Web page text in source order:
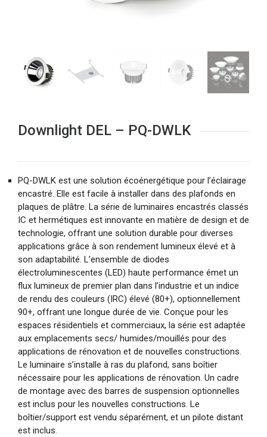
Downlight DEL – PQ-DWLK
PQ-DWLK est une solution écoénergétique pour l’éclairage
encastré. Elle est facile à installer dans des plafonds en
plaques de plâtre. La série de luminaires encastrés classés
IC et hermétiques est innovante en matière de design et de
technologie, offrant une solution durable pour diverses
applications grâce à son rendement lumineux élevé et à
son adaptabilité. L’ensemble de diodes
électroluminescentes (LED) haute performance émet un
flux lumineux de premier plan dans l’industrie et un indice
de rendu des couleurs (IRC) élevé (80+), optionnellement
90+, offrant une longue durée de vie. Conçue pour les
espaces résidentiels et commerciaux, la série est adaptée
aux emplacements secs/ humides/mouillés pour des
applications de rénovation et de nouvelles constructions.
Le luminaire s’installe à ras du plafond, sans boîtier
nécessaire pour les applications de rénovation. Un cadre
de montage avec des barres de suspension optionnelles
est inclus pour les nouvelles constructions. Le
boîtier/support est vendu séparément, et un pilote distant
est inclus.